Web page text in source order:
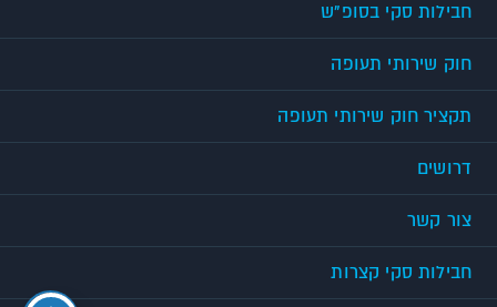
חבילות סקי בסופ"ש
חוק שירותי תעופה
תקציר חוק שירותי תעופה
דרושים
צור קשר
חבילות סקי קצרות